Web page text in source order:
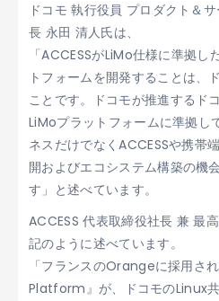
ドコモ 執行役員 プロダクト＆
長 永田 清人氏は、
「ACCESSがLiMo仕様に準拠
トフォームを開発することは、
ことです。ドコモが推進するド
LiMoプラットフォームに準拠し
ネスだけでなくACCESSや携帯
開およびエコシステム構築の機
す」と述べています。
ACCESS 代表取締役社長 兼 最
記のように述べています。
「フランスのOrangeに採用さ
Platform』が、ドコモのLinux